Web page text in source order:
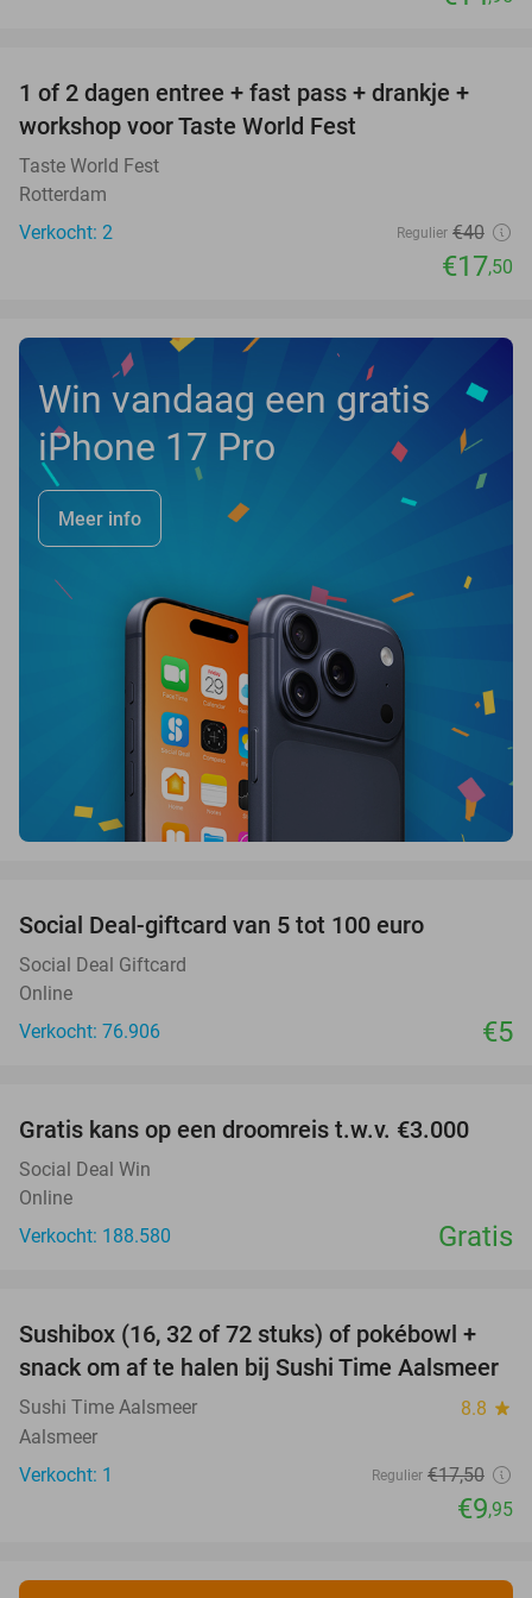
56%
TODAY
1 of 2 dagen entree + fast pass + drankje +
workshop voor Taste World Fest
Taste World Fest
Rotterdam
Verkocht: 2
Regulier €40
€17,50
Win vandaag een gratis
iPhone 17 Pro
Meer info
Social Deal-giftcard van 5 tot 100 euro
Social Deal Giftcard
Online
Verkocht: 76.906
€5
Gratis kans op een droomreis t.w.v. €3.000
Social Deal Win
Online
Verkocht: 188.580
Gratis
43%
TODAY
Sushibox (16, 32 of 72 stuks) of pokébowl +
snack om af te halen bij Sushi Time Aalsmeer
Sushi Time Aalsmeer 8.8 star
Aalsmeer
Verkocht: 1
Regulier €17,50
€9,95